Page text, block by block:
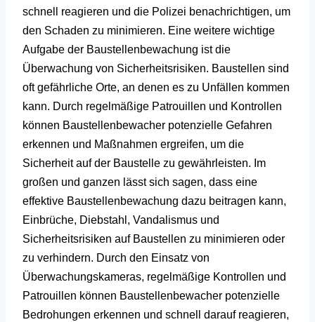
schnell reagieren und die Polizei benachrichtigen, um
den Schaden zu minimieren. Eine weitere wichtige
Aufgabe der Baustellenbewachung ist die
Überwachung von Sicherheitsrisiken. Baustellen sind
oft gefährliche Orte, an denen es zu Unfällen kommen
kann. Durch regelmäßige Patrouillen und Kontrollen
können Baustellenbewacher potenzielle Gefahren
erkennen und Maßnahmen ergreifen, um die
Sicherheit auf der Baustelle zu gewährleisten. Im
großen und ganzen lässt sich sagen, dass eine
effektive Baustellenbewachung dazu beitragen kann,
Einbrüche, Diebstahl, Vandalismus und
Sicherheitsrisiken auf Baustellen zu minimieren oder
zu verhindern. Durch den Einsatz von
Überwachungskameras, regelmäßige Kontrollen und
Patrouillen können Baustellenbewacher potenzielle
Bedrohungen erkennen und schnell darauf reagieren,